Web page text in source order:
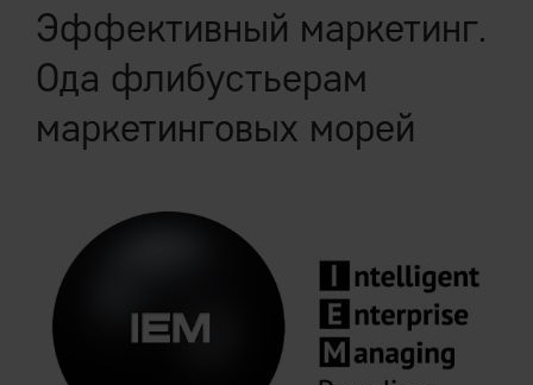
Эффективный маркетинг.
Ода флибустьерам
маркетинговых морей